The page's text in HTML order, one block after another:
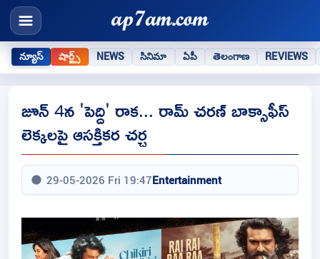
న్యూస్ షార్ట్స్ NEWS సినిమా ఏపీ తెలంగాణ REVIEWS
జూన్ 4న 'పెద్ది' రాక... రామ్ చరణ్ బాక్సాఫీస్
లెక్కలపై ఆసక్తికర చర్చ
29-05-2026 Fri 19:47Entertainment